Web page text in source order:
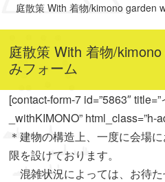
庭散策 With 着物/kimono garden
庭散策 With 着物/
みフォーム
[contact-form-7 id=”5863″
_withKIMONO” html_class=”h-
＊建物の構造上、一度に会場
限を設けております。
混雑状況によっては、お待